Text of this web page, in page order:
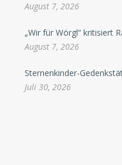
August 7, 2026
„Wir für Wörgl“ kritisiert
August 7, 2026
Sternenkinder-
Juli 30, 2026